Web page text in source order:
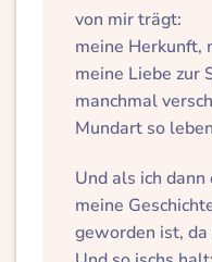
von mir trägt:
meine Herkunft,
meine Liebe zur
manchmal
Mundart so
Und als ich
meine
geworden ist,